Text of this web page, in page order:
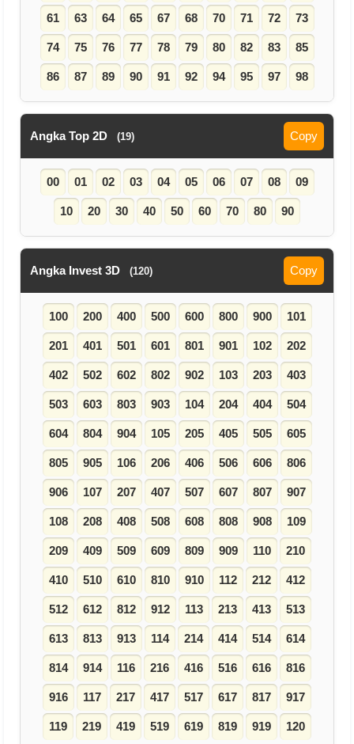
61 63 64 65 67 68 70 71 72 73
74 75 76 77 78 79 80 82 83 85
86 87 89 90 91 92 94 95 97 98
Angka Top 2D (19) Copy
00 01 02 03 04 05 06 07 08 09
10 20 30 40 50 60 70 80 90
Angka Invest 3D (120) Copy
100 200 400 500 600 800 900 101
201 401 501 601 801 901 102 202
402 502 602 802 902 103 203 403
503 603 803 903 104 204 404 504
604 804 904 105 205 405 505 605
805 905 106 206 406 506 606 806
906 107 207 407 507 607 807 907
108 208 408 508 608 808 908 109
209 409 509 609 809 909 110 210
410 510 610 810 910 112 212 412
512 612 812 912 113 213 413 513
613 813 913 114 214 414 514 614
814 914 116 216 416 516 616 816
916 117 217 417 517 617 817 917
119 219 419 519 619 819 919 120